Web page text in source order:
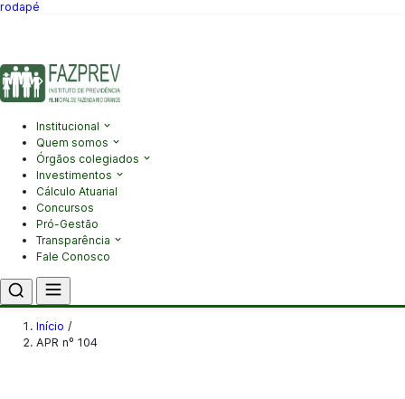
rodapé
Institucional
Quem somos
Órgãos colegiados
Investimentos
Cálculo Atuarial
Concursos
Pró-Gestão
Transparência
Fale Conosco
Início /
APR nº 104